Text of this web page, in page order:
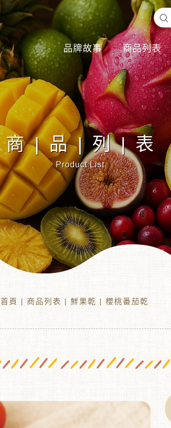
品牌故事 商品列表
商|品|列|表
Product List
首頁 | 商品列表 | 鮮果乾 | 櫻桃番茄乾